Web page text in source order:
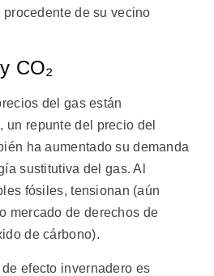
procedente de su vecino
CO₂
del gas están
un repunte del precio del
ha aumentado su demanda
sustitutiva del gas. Al
fósiles, tensionan (aún
mercado de derechos de
de cárbono).
efecto invernadero es